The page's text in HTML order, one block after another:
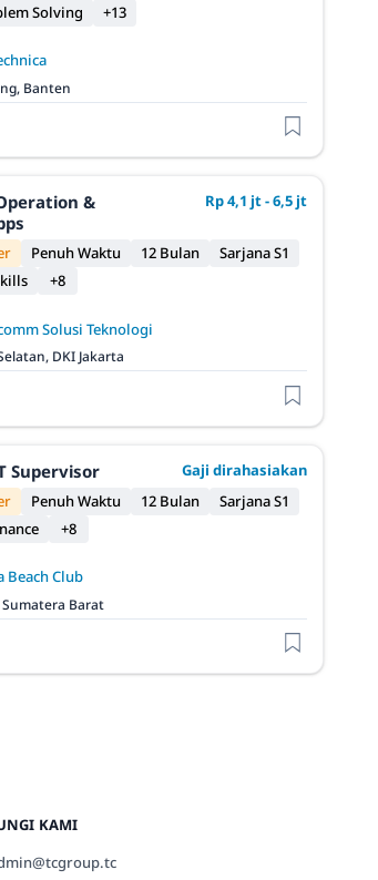
Solving +13
Banten
&
Rp 4,1 jt - 6,5 jt
Penuh Waktu 12 Bulan
Sarjana S1
+8
Solusi Teknologi
DKI Jakarta
Supervisor
Gaji dirahasiakan
Penuh Waktu 12 Bulan
Sarjana S1
+8
Beach Club
Sumatera Barat
KAMI